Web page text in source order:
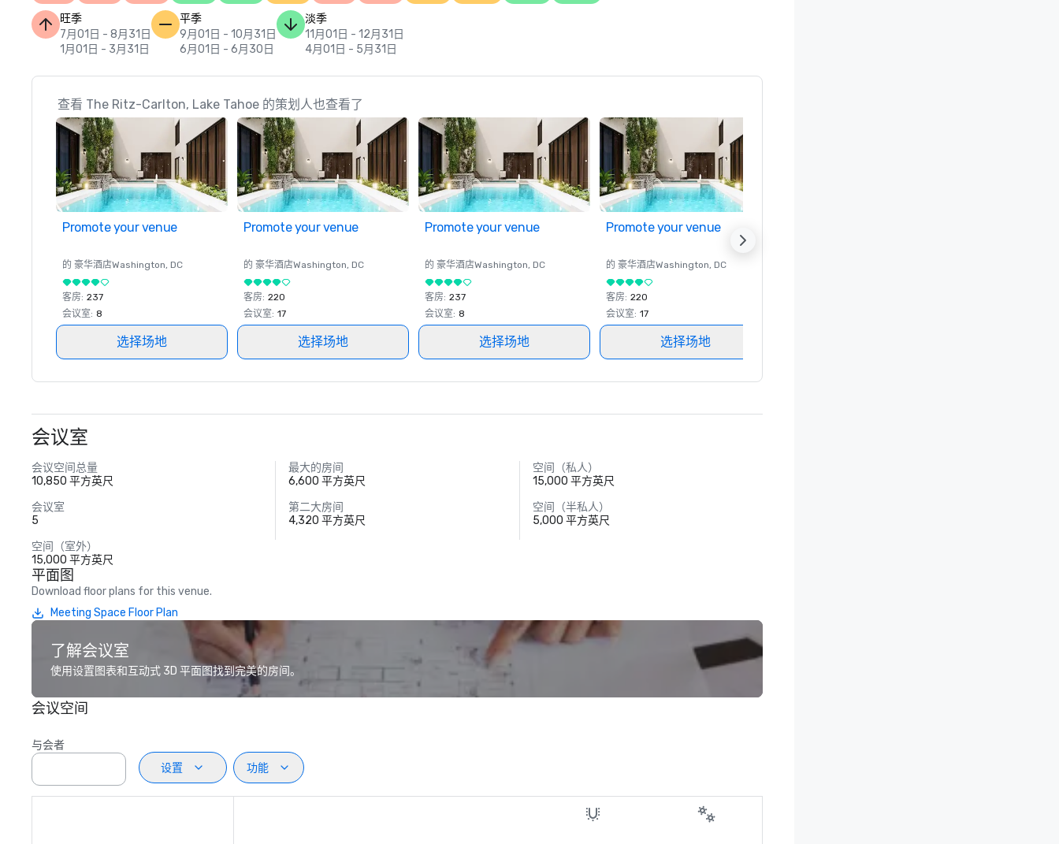
旺季
7月01日 - 8月31日
1月01日 - 3月31日
平季
9月01日 - 10月31日
6月01日 - 6月30日
淡季
11月01日 - 12月31日
4月01日 - 5月31日
查看 The Ritz-Carlton, Lake Tahoe 的策划人也查看了
Promote your venue
的 豪华酒店Washington, DC
客房: 237
会议室: 8
选择场地
Promote your venue
的 豪华酒店Washington, DC
客房: 220
会议室: 17
选择场地
Promote your venue
的 豪华酒店Washington, DC
客房: 237
会议室: 8
选择场地
Promote your venue
的 豪华酒店Washington, DC
客房: 220
会议室: 17
选择场地
会议室
会议空间总量
10,850 平方英尺
最大的房间
6,600 平方英尺
空间（私人）
15,000 平方英尺
会议室
5
第二大房间
4,320 平方英尺
空间（半私人）
5,000 平方英尺
空间（室外）
15,000 平方英尺
平面图
Download floor plans for this venue.
Meeting Space Floor Plan
了解会议室
使用设置图表和互动式 3D 平面图找到完美的房间。
会议空间
与会者
设置
功能